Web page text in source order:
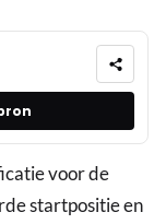
voor de
startpositie en